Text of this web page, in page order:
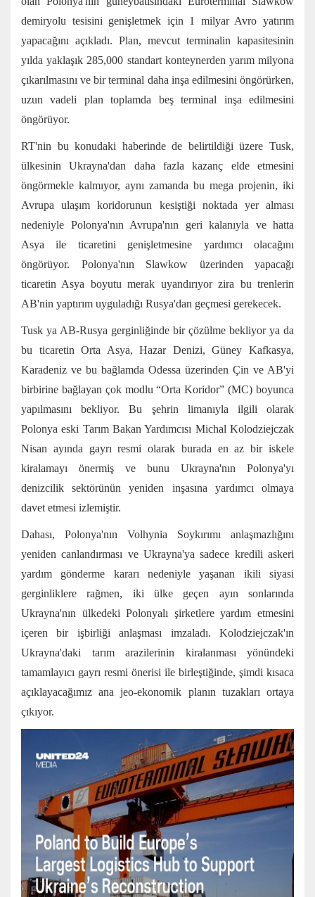
demiryolu tesisini genişletmek için 1 milyar Avro yatırım
yapacağını açıkladı. Plan, mevcut terminalin kapasitesinin
yılda yaklaşık 285,000 standart konteynerden yarım milyona
çıkarılmasını ve bir terminal daha inşa edilmesini öngörürken,
uzun vadeli plan toplamda beş terminal inşa edilmesini
öngörüyor.
RT'nin bu konudaki haberinde de belirtildiği üzere Tusk,
ülkesinin Ukrayna'dan daha fazla kazanç elde etmesini
öngörmekle kalmıyor, aynı zamanda bu mega projenin, iki
Avrupa ulaşım koridorunun kesiştiği noktada yer alması
nedeniyle Polonya'nın Avrupa'nın geri kalanıyla ve hatta
Asya ile ticaretini genişletmesine yardımcı olacağını
öngörüyor. Polonya'nın Slawkow üzerinden yapacağı
ticaretin Asya boyutu merak uyandırıyor zira bu trenlerin
AB'nin yaptırım uyguladığı Rusya'dan geçmesi gerekecek.
Tusk ya AB-Rusya gerginliğinde bir çözülme bekliyor ya da
bu ticaretin Orta Asya, Hazar Denizi, Güney Kafkasya,
Karadeniz ve bu bağlamda Odessa üzerinden Çin ve AB'yi
birbirine bağlayan çok modlu “Orta Koridor” (MC) boyunca
yapılmasını bekliyor. Bu şehrin limanıyla ilgili olarak
Polonya eski Tarım Bakan Yardımcısı Michal Kolodziejczak
Nisan ayında gayrı resmi olarak burada en az bir iskele
kiralamayı önermiş ve bunu Ukrayna'nın Polonya'yı
denizcilik sektörünün yeniden inşasına yardımcı olmaya
davet etmesi izlemiştir.
Dahası, Polonya'nın Volhynia Soykırımı anlaşmazlığını
yeniden canlandırması ve Ukrayna'ya sadece kredili askeri
yardım gönderme kararı nedeniyle yaşanan ikili siyasi
gerginliklere rağmen, iki ülke geçen ayın sonlarında
Ukrayna'nın ülkedeki Polonyalı şirketlere yardım etmesini
içeren bir işbirliği anlaşması imzaladı. Kolodziejczak'ın
Ukrayna'daki tarım arazilerinin kiralanması yönündeki
tamamlayıcı gayrı resmi önerisi ile birleştiğinde, şimdi kısaca
açıklayacağımız ana jeo-ekonomik planın tuzakları ortaya
çıkıyor.